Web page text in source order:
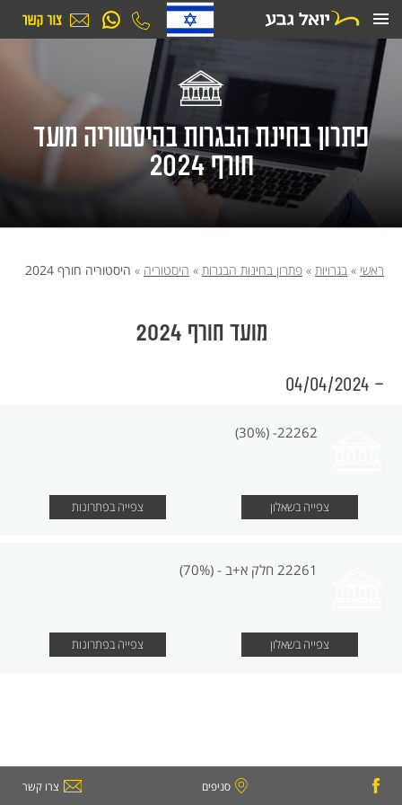
לתוכן
פתרון בחינת הבגרות בהיסטוריה מועד
חורף 2024
ראשי » בגרויות » פתרון בחינות הבגרות » היסטוריה » היסטוריה חורף 2024
מועד חורף 2024
- 04/04/2024
22262- (30%)
צפייה בשאלון צפייה בפתרונות
22261 חלק א+ב - (70%)
צפייה בשאלון צפייה בפתרונות
סניפים צרו קשר